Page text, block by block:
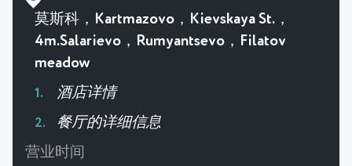
莫斯科，Kartmazovo，Kievskaya St.，
4m.Salarievo，Rumyantsevo，Filatov
meadow
酒店详情
餐厅的详细信息
营业时间